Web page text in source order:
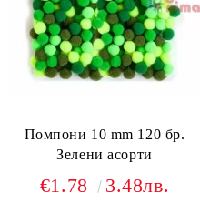
Помпони 10 mm 120 бр.
Зелени асорти
€1.78 3.48лв.